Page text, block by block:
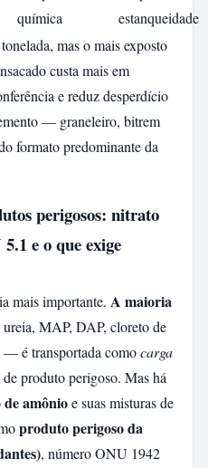
química
estanqueidade
mas o mais exposto
custa mais em
e reduz desperdício
— graneleiro, bitrem
formato predominante da
perigosos: nitrato
e o que exige
mais importante. A maioria
MAP, DAP, cloreto de
— é transportada comocarga
produto perigoso. Mas há
amônioe suas misturas de
produto perigoso da
, número ONU 1942